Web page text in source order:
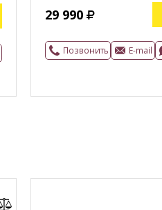
29 990
Позвонить E-mail